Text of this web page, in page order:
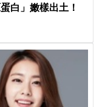
白」嫩樣出土！